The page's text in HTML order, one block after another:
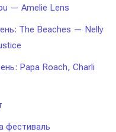
— Amelie Lens
The Beaches — Nelly
Papa Roach, Charli
фестиваль